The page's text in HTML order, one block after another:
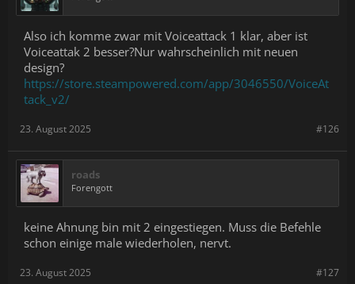
Also ich komme zwar mit Voiceattack 1 klar, aber ist
Voiceattak 2 besser?Nur wahrscheinlich mit neuen
design?
https://store.steampowered.com/app/3046550/VoiceAt
tack_v2/
#126
23. August 2025
roads
Forengott
keine Ahnung bin mit 2 eingestiegen. Muss die Befehle
schon einige male wiederholen, nervt.
#127
23. August 2025